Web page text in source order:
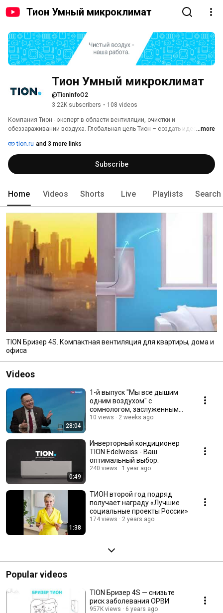
Тион Умный микроклимат
Тион Умный микроклимат
@TionInfoO2
3.22K subscribers • 108 videos
Компания Тион - эксперт в области вентиляции, очистки и
обеззараживании воздуха. Глобальная цель Тион – создать идеальный
дома»: нажал кнопку на приборе – и в квартире стало свежо, тепло и
чисто. Даже зимой и в душном мегаполисе.
...more
tion.ru and 3 more links
Subscribe
Home Videos Shorts Live Playlists Search
TION Бризер 4S. Компактная вентиляция для квартиры, дома и
офиса
Videos
28:04
1-й выпуск "Мы все дышим
одним воздухом" с
сомнологом, заслуженным
врачом РФ Романом
10 views 2 weeks ago
0:49
Инверторный кондиционер
TION Edelweiss - Ваш
оптимальный выбор.
240 views 1 year ago
1:38
ТИОН второй год подряд
получает награду «Лучшие
социальные проекты России»
174 views 2 years ago
Popular videos
TION Бризер 4S — снизьте
риск заболевания ОРВИ
957K views 6 years ago